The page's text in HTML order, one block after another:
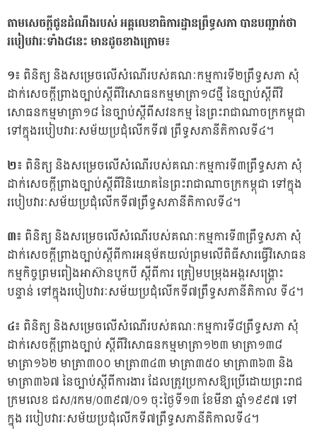
តាមសេចក្តីជូនដំណឹងរបស់ អគ្គលេខាធិការដ្ឋានព្រឹទ្ធសភា បានបញ្ជាក់ថា
របៀបវារៈទាំង៨នេះ មានដូចខាងក្រោម៖
១៖ ពិនិត្យ និងសម្រេចលើសំណើរបស់គណៈកម្មការទី២ព្រឹទ្ធសភា សុំ
ដាក់សេចក្តីព្រាងច្បាប់ស្តីពីវិសោធនកម្មមាត្រា១៨ថ្មី នៃច្បាប់ស្តីពីវិ
សោធនកម្មមាត្រា១៨ នៃច្បាប់ស្តីពីសវនកម្ម នៃព្រះរាជាណាចក្រកម្ពុជា
ទៅក្នុងរបៀបវារៈសម័យប្រជុំលើកទី៧ ព្រឹទ្ធសភានីតិកាលទី៤។
២៖ ពិនិត្យ និងសម្រេចលើសំណើរបស់គណៈកម្មការទី៣ព្រឹទ្ធសភា សុំ
ដាក់សេចក្តីព្រាងច្បាប់ស្ដីពីវិនិយោគនៃព្រះរាជាណាចក្រកម្ពុជា ទៅក្នុង
របៀបវារៈសម័យប្រជុំលើកទី៧ព្រឹទ្ធសភានីតិកាលទី៤។
៣៖ ពិនិត្យ និងសម្រេចលើសំណើរបស់គណៈកម្មការទី៣ព្រឹទ្ធសភា សុំ
ដាក់សេចក្តីព្រាងច្បាប់ស្ដីពីការអនុម័តយល់ព្រមលើពិធីសារធ្វើវិសោធន
កម្មកិច្ចព្រមពៀងអាស៊ានបូកបី ស្តីពីការ ត្រៀមបម្រុងអង្ករសង្គ្រោះ
បន្ទាន់ ទៅក្នុងរបៀបវារៈសម័យប្រជុំលើកទី៧ព្រឹទ្ធសភានីតិកាល ទី៤។
៤៖ ពិនិត្យ និងសម្រេចលើសំណើរបស់គណៈកម្មការទី៨ព្រឹទ្ធសភា សុំ
ដាក់សេចក្តីព្រាងច្បាប់ ស្តីពីវិសោធនកម្មមាត្រា១២៣ មាត្រា១៣៨
មាត្រា១៦២ មាត្រា៣០០ មាត្រា៣៤៣ មាត្រា៣៥០ មាត្រា៣៦៣ និង
មាត្រា៣៦៧ នៃច្បាប់ស្តីពីការងារ ដែលត្រូវប្រកាសឱ្យប្រើដោយព្រះរាជ
ក្រមលេខ ជស/រកម/០៣៩៧/០១ ចុះថ្ងៃទី១៣ ខែមីនា ឆ្នាំ១៩៩៧ ទៅ
ក្នុង របៀបវារៈសម័យប្រជុំលើកទី៧ព្រឹទ្ធសភានីតិកាលទី៤។